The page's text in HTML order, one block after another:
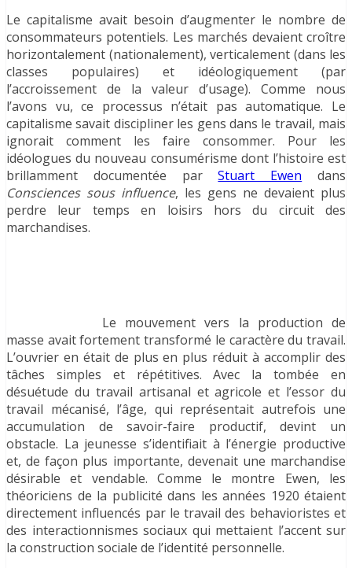
Le capitalisme avait besoin d’augmenter le nombre de
consommateurs potentiels. Les marchés devaient croître
horizontalement (nationalement), verticalement (dans les
classes populaires) et idéologiquement (par
l’accroissement de la valeur d’usage). Comme nous
l’avons vu, ce processus n’était pas automatique. Le
capitalisme savait discipliner les gens dans le travail, mais
ignorait comment les faire consommer. Pour les
idéologues du nouveau consumérisme dont l’histoire est
brillamment documentée parStuart Ewen dans
Consciences sous influence, les gens ne devaient plus
perdre leur temps en loisirs hors du circuit des
marchandises.
Le mouvement vers la production de
masse avait fortement transformé le caractère du travail.
L’ouvrier en était de plus en plus réduit à accomplir des
tâches simples et répétitives. Avec la tombée en
désuétude du travail artisanal et agricole et l’essor du
travail mécanisé, l’âge, qui représentait autrefois une
accumulation de savoir-faire productif, devint un
obstacle. La jeunesse s’identifiait à l’énergie productive
et, de façon plus importante, devenait une marchandise
désirable et vendable. Comme le montre Ewen, les
théoriciens de la publicité dans les années 1920 étaient
directement influencés par le travail des behavioristes et
des interactionnismes sociaux qui mettaient l’accent sur
la construction sociale de l’identité personnelle.